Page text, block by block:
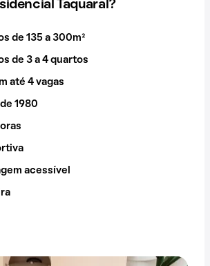
Taquaral?
de 135 a 300m²
de 3 a 4 quartos
até 4 vagas
1980
acessível